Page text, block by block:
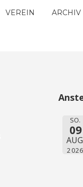
VEREIN ARCHIV
SO.
09
2026